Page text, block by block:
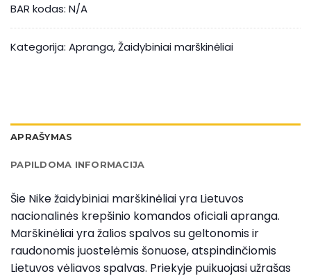
BAR kodas: N/A
Kategorija: Apranga,Žaidybiniai marškinėliai
APRAŠYMAS
PAPILDOMA INFORMACIJA
Šie Nike žaidybiniai marškinėliai yra Lietuvos
nacionalinės krepšinio komandos oficiali apranga.
Marškinėliai yra žalios spalvos su geltonomis ir
raudonomis juostelėmis šonuose, atspindinčiomis
Lietuvos vėliavos spalvas. Priekyje puikuojasi užrašas